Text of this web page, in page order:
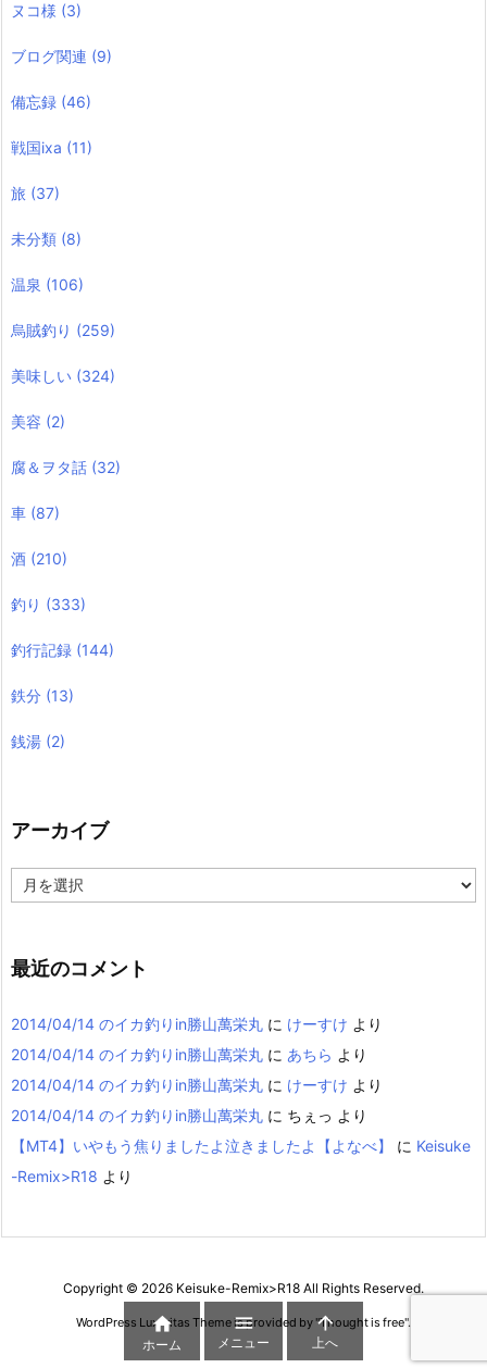
ヌコ様 (3)
ブログ関連 (9)
備忘録 (46)
戦国ixa (11)
旅 (37)
未分類 (8)
温泉 (106)
烏賊釣り (259)
美味しい (324)
美容 (2)
腐＆ヲタ話 (32)
車 (87)
酒 (210)
釣り (333)
釣行記録 (144)
鉄分 (13)
銭湯 (2)
アーカイブ
ー
ブ
最近のコメント
2014/04/14 のイカ釣りin勝山萬栄丸 に けーすけ より
2014/04/14 のイカ釣りin勝山萬栄丸 に あちら より
2014/04/14 のイカ釣りin勝山萬栄丸 に けーすけ より
2014/04/14 のイカ釣りin勝山萬栄丸 に ちぇっ より
【MT4】いやもう焦りましたよ泣きましたよ【よなべ】
に Keisuke
-Remix>R18 より
Copyright © 2026 Keisuke-Remix>R18 All Rights Reserved.
WordPress Luxeritas Theme is provided by "Thought is free".

ホーム

メニュー

上へ